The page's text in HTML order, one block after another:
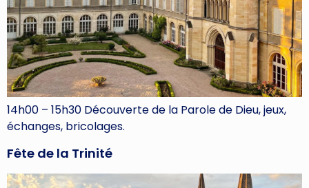
14h00 – 15h30 Découverte de la Parole de Dieu, jeux,
échanges, bricolages.
Fête de la Trinité